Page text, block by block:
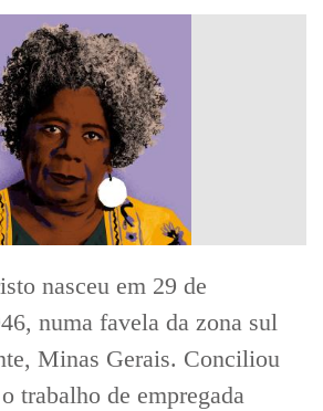
nasceu em 29 de
numa favela da zona sul
Minas Gerais. Conciliou
trabalho de empregada